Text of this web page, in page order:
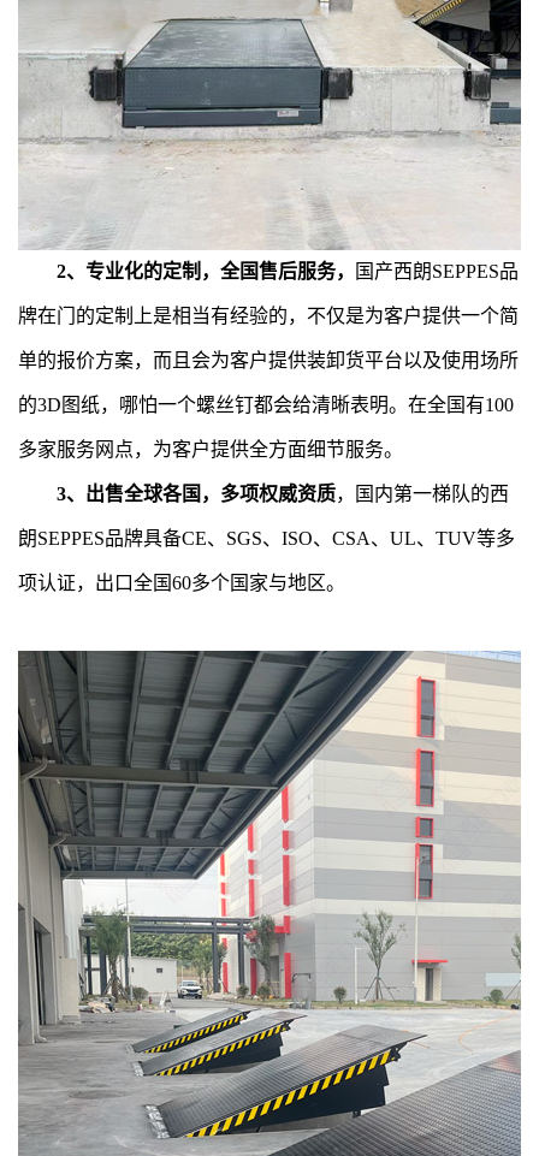
2、专业化的定制，全国售后服务， 国产西朗SEPPES品
牌在门的定制上是相当有经验的，不仅是为客户提供一个简
单的报价方案，而且会为客户提供装卸货平台以及使用场所
的3D图纸，哪怕一个螺丝钉都会给清晰表明。在全国有100
多家服务网点，为客户提供全方面细节服务。
3、出售全球各国，多项权威资质，国内第一梯队的西
朗SEPPES品牌具备CE、SGS、ISO、CSA、UL、TUV等多
项认证，出口全国60多个国家与地区。